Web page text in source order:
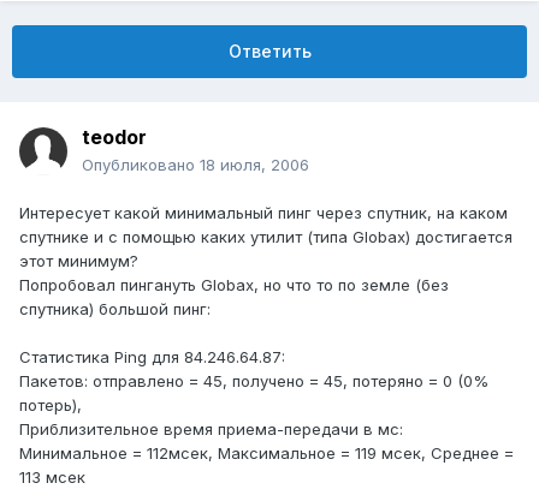
Ответить
teodor
Опубликовано 18 июля, 2006
Интересует какой минимальный пинг через спутник, на каком
спутнике и с помощью каких утилит (типа Globax) достигается
этот минимум?
Попробовал пингануть Globax, но что то по земле (без
спутника) большой пинг:
Статистика Ping для 84.246.64.87:
Пакетов: отправлено = 45, получено = 45, потеряно = 0 (0%
потерь),
Приблизительное время приема-передачи в мс:
Минимальное = 112мсек, Максимальное = 119 мсек, Среднее =
113 мсек